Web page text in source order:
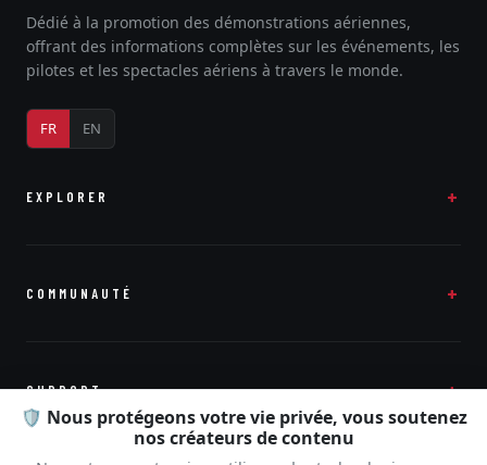
🛡️ Nous protégeons votre vie privée, vous soutenez
nos créateurs de contenu
Dédié à la promotion des démonstrations aériennes,
offrant des informations complètes sur les événements, les
pilotes et les spectacles aériens à travers le monde.
FR EN
EXPLORER
COMMUNAUTÉ
SUPPORT